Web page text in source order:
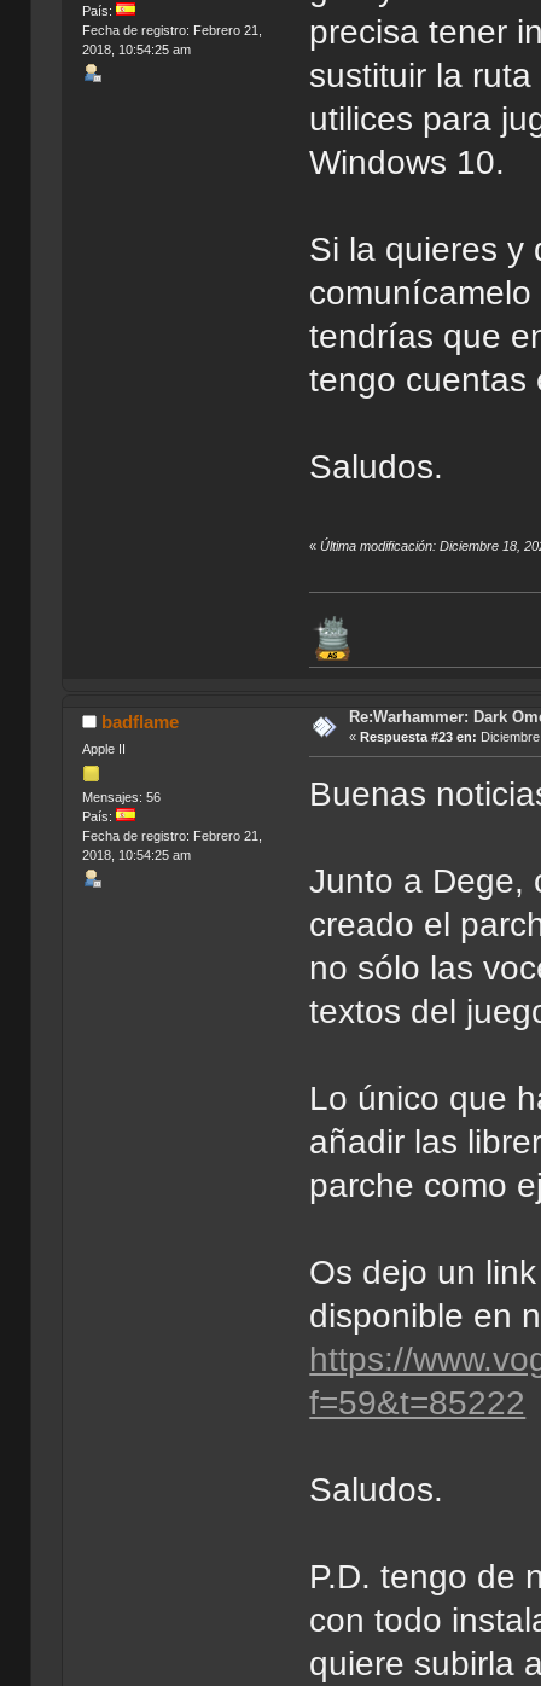
País:
Fecha de registro: Febrero 21,
2018, 10:54:25 am
precisa tener
sustituir la
utilices para
Windows 10.
Si la quieres y
tendrías que
tengo cuentas
Saludos.
«Última modificación: Diciembre 18,
badflame
Apple II
Mensajes: 56
País:
Fecha de registro: Febrero 21,
2018, 10:54:25 am
Re:Warhammer: Dark
« Respuesta #23 en:
Buenas
Junto a Dege,
creado el
no sólo las
textos del
Lo único que
añadir las
parche como
Os dejo un
disponible en
https://
f=59&t=85222
Saludos.
P.D. tengo de
con todo
quiere subirla